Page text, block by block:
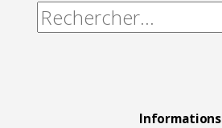
Rechercher :
Informations